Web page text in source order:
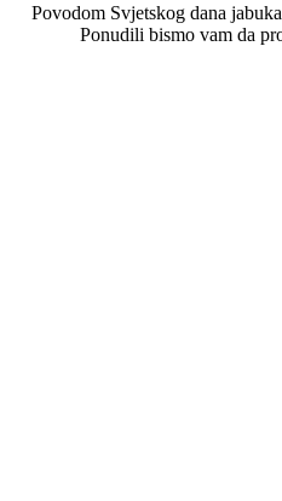
Povodom Svjetskog dana
Ponudili bismo vam da